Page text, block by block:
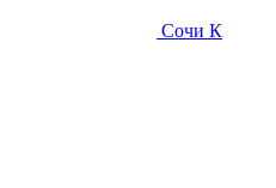
Сочи К